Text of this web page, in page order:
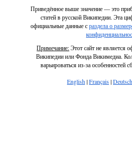
Приведённое выше значение — это
статей в русской Википедии. Эта
официальные данные сраздела о
Примечание:Этот сайт не является
Википедии или Фонда Викимедиа.
варьироваться из-за особенностей
English|Français|Deutsch